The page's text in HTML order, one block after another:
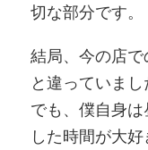
切な部分です。
結局、今の店
と違っていまし
でも、僕自身
した時間が大好